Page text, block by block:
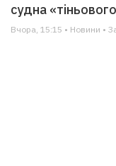
судна
Вчора, 15:15 • Новини •